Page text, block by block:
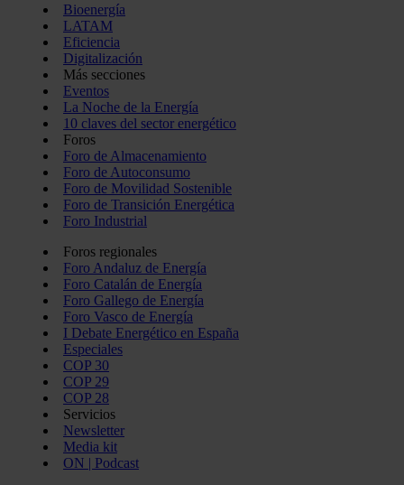
Bioenergía
LATAM
Eficiencia
Digitalización
Más secciones
Eventos
La Noche de la Energía
10 claves del sector energético
Foros
Foro de Almacenamiento
Foro de Autoconsumo
Foro de Movilidad Sostenible
Foro de Transición Energética
Foro Industrial
Foros regionales
Foro Andaluz de Energía
Foro Catalán de Energía
Foro Gallego de Energía
Foro Vasco de Energía
I Debate Energético en España
Especiales
COP 30
COP 29
COP 28
Servicios
Newsletter
Media kit
ON | Podcast